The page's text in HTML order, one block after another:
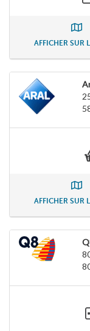
AFFICHER SUR
AFFICHER SUR